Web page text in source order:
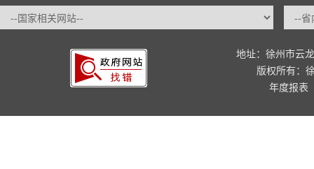
地址：徐州市云
版权所有：
年度报表